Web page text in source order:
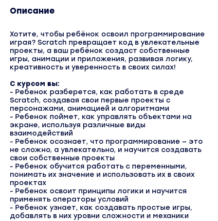
Описание
Хотите, чтобы ребёнок освоил программирование
играя? Scratch превращает код в увлекательные
проекты, а ваш ребёнок создаст собственные
игры, анимации и приложения, развивая логику,
креативность и уверенность в своих силах!
С курсом вы:
- Ребенок разберется, как работать в среде
Scratch, создавая свои первые проекты с
персонажами, анимацией и алгоритмами
- Ребенок поймет, как управлять объектами на
экране, используя различные виды
взаимодействий
- Ребенок осознает, что программирование — это
не сложно, а увлекательно, и научится создавать
свои собственные проекты
- Ребенок обучится работать с переменными,
понимать их значение и использовать их в своих
проектах
- Ребенок освоит принципы логики и научится
применять операторы условий
- Ребенок узнает, как создавать простые игры,
добавлять в них уровни сложности и механики